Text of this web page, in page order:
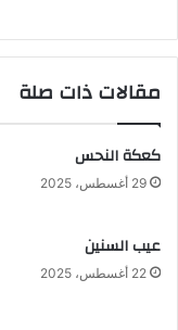
مقالات ذات صلة
كعكة النحس
29 أغسطس، 2025
عيب السنين
22 أغسطس، 2025